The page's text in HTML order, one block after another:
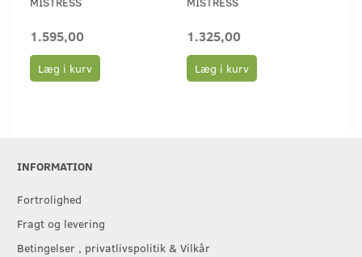
1.595,00
Læg i kurv
1.325,00
Læg i kurv
INFORMATION
Fortrolighed
Fragt og levering
Betingelser , privatlivspolitik & Vilkår